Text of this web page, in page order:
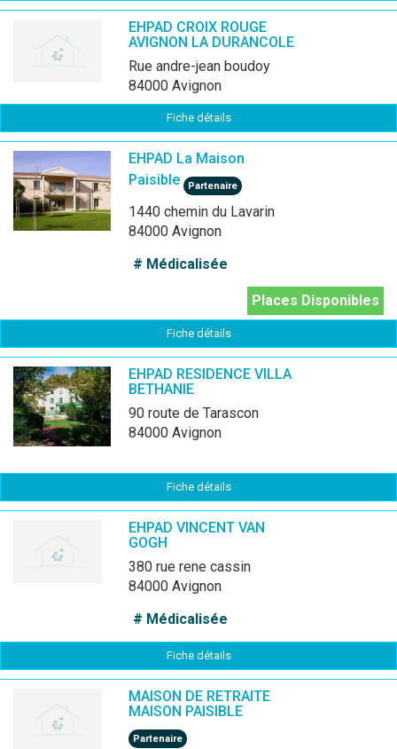
EHPAD CROIX ROUGE
AVIGNON LA DURANCOLE
rue andre-jean boudoy
84000 Avignon
Fiche détails
EHPAD La Maison
Paisible
Partenaire
1440 chemin du Lavarin
84000 Avignon
# Médicalisée
Places Disponibles
Fiche détails
EHPAD RESIDENCE VILLA
BETHANIE
90 route de Tarascon
84000 Avignon
Fiche détails
EHPAD VINCENT VAN
GOGH
380 rue rene cassin
84000 Avignon
# Médicalisée
Fiche détails
MAISON DE RETRAITE
MAISON PAISIBLE
Partenaire